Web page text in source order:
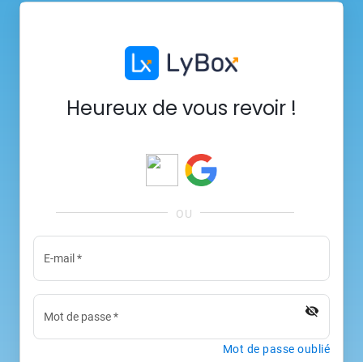
Heureux de vous revoir !
E-mail *
Mot de passe* visibility_off
Mot de passe oublié